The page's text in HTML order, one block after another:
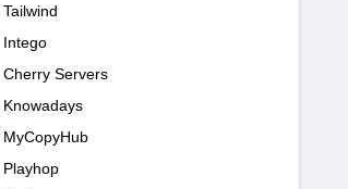
Tailwind
Intego
Cherry Servers
Knowadays
MyCopyHub
Playhop